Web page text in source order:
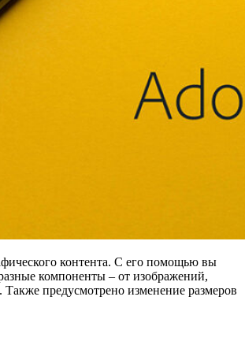
контента. С его помощью вы
компоненты – от изображений,
Также предусмотрено изменение размеров